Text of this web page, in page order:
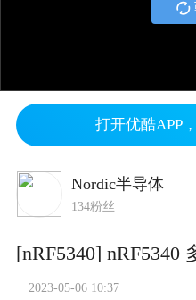
打开优酷APP
Nordic半导体
134粉丝
[nRF5340] nRF5340
2023-05-06 10:37